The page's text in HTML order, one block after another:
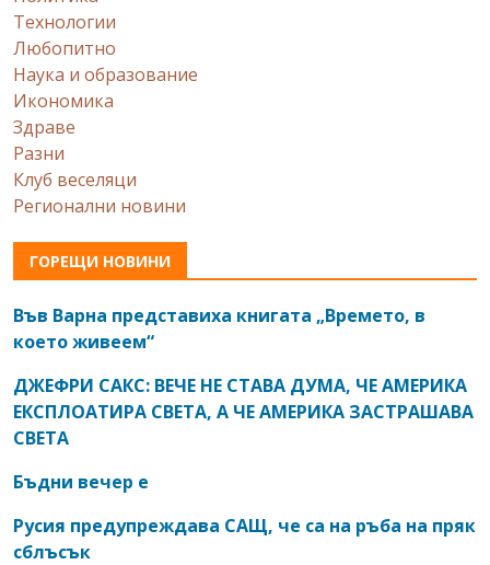
Технологии
Любопитно
Наука и образование
Икономика
Здраве
Разни
Клуб веселяци
Регионални новини
ГОРЕЩИ НОВИНИ
Във Варна представиха книгата „Времето, в
което живеем“
ДЖЕФРИ САКС: ВЕЧЕ НЕ СТАВА ДУМА, ЧЕ АМЕРИКА
ЕКСПЛОАТИРА СВЕТА, А ЧЕ АМЕРИКА ЗАСТРАШАВА
СВЕТА
Бъдни вечер е
Русия предупреждава САЩ, че са на ръба на пряк
сблъсък